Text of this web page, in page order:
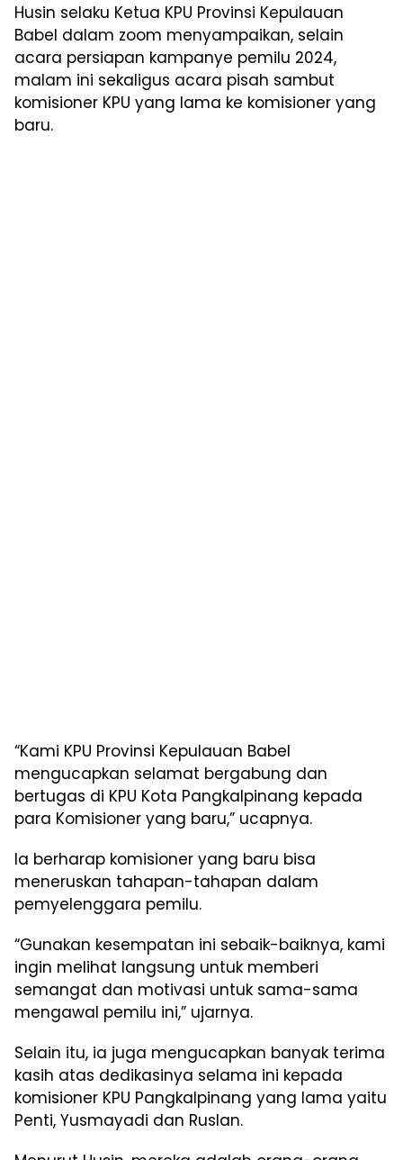
Husin selaku Ketua KPU Provinsi Kepulauan
Babel dalam zoom menyampaikan, selain
acara persiapan kampanye pemilu 2024,
malam ini sekaligus acara pisah sambut
komisioner KPU yang lama ke komisioner yang
baru.
“Kami KPU Provinsi Kepulauan Babel
mengucapkan selamat bergabung dan
bertugas di KPU Kota Pangkalpinang kepada
para Komisioner yang baru,” ucapnya.
Ia berharap komisioner yang baru bisa
meneruskan tahapan-tahapan dalam
pemyelenggara pemilu.
“Gunakan kesempatan ini sebaik-baiknya, kami
ingin melihat langsung untuk memberi
semangat dan motivasi untuk sama-sama
mengawal pemilu ini,” ujarnya.
Selain itu, ia juga mengucapkan banyak terima
kasih atas dedikasinya selama ini kepada
komisioner KPU Pangkalpinang yang lama yaitu
Penti, Yusmayadi dan Ruslan.